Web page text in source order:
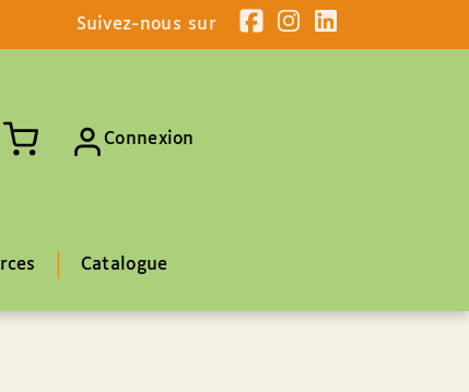
Suivez-nous sur
Connexion
Catalogue